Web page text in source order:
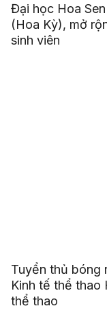
Đại học Hoa
(Hoa Kỳ), mở
sinh viên
Tuyển thủ bóng
Kinh tế thể thao
thể thao